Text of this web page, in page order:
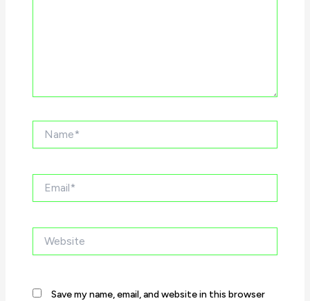
Save my name, email, and website in this browser